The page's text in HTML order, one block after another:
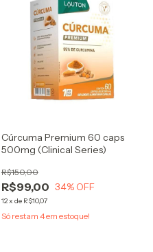
Cúrcuma Premium 60 caps
500mg (Clinical Series)
R$99,00
R$150,00
34% OFF
12x de R$10,07
Só restam 4em estoque!